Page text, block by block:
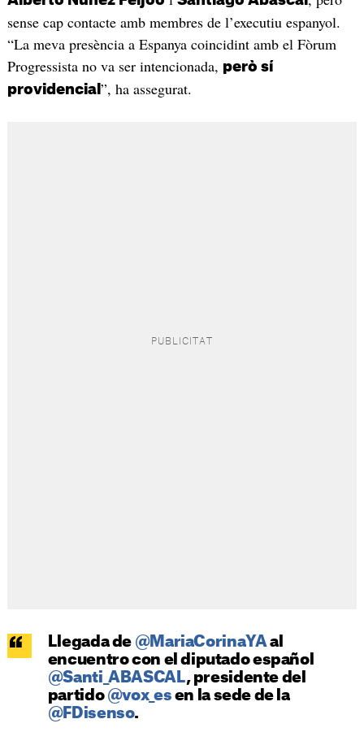
sense cap contacte amb membres de l’executiu espanyol.
“La meva presència a Espanya coincidint amb el Fòrum
Progressista no va ser intencionada, però sí
providencial ”, ha assegurat.
Llegada de @MariaCorinaYAal
encuentro con el diputado español
@Santi_ABASCAL, presidente del
partido @vox_es en la sede de la
@FDisenso.